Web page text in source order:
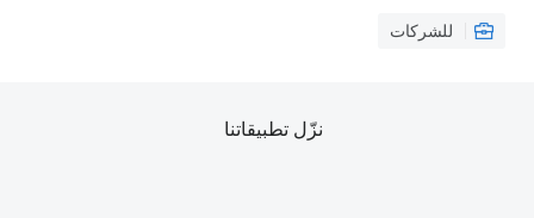
للشركات
نزّل تطبيقاتنا